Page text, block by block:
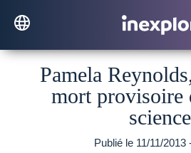
Pamela
mort provisoire
science
Publié le 11/11/2013